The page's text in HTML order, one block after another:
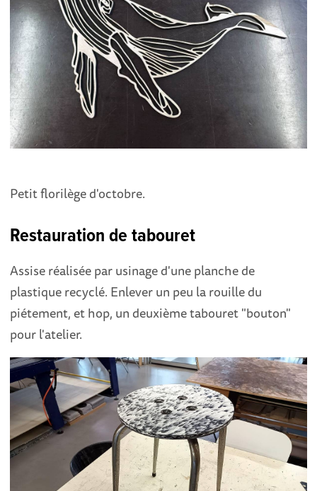
Petit florilège d'octobre.
Restauration de tabouret
Assise réalisée par usinage d'une planche de
plastique recyclé. Enlever un peu la rouille du
piétement, et hop, un deuxième tabouret "bouton"
pour l'atelier.